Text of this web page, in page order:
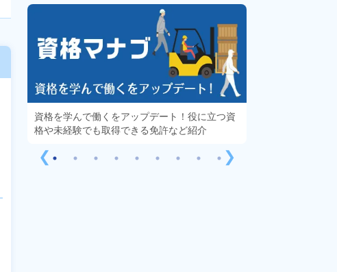
❮
資格を学んで働くをアップデート！役に立つ資
格や未経験でも取得できる免許など紹介
❯